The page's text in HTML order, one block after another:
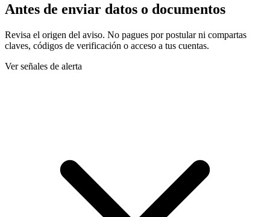
Antes de enviar datos o documentos
Revisa el origen del aviso. No pagues por postular ni compartas
claves, códigos de verificación o acceso a tus cuentas.
Ver señales de alerta